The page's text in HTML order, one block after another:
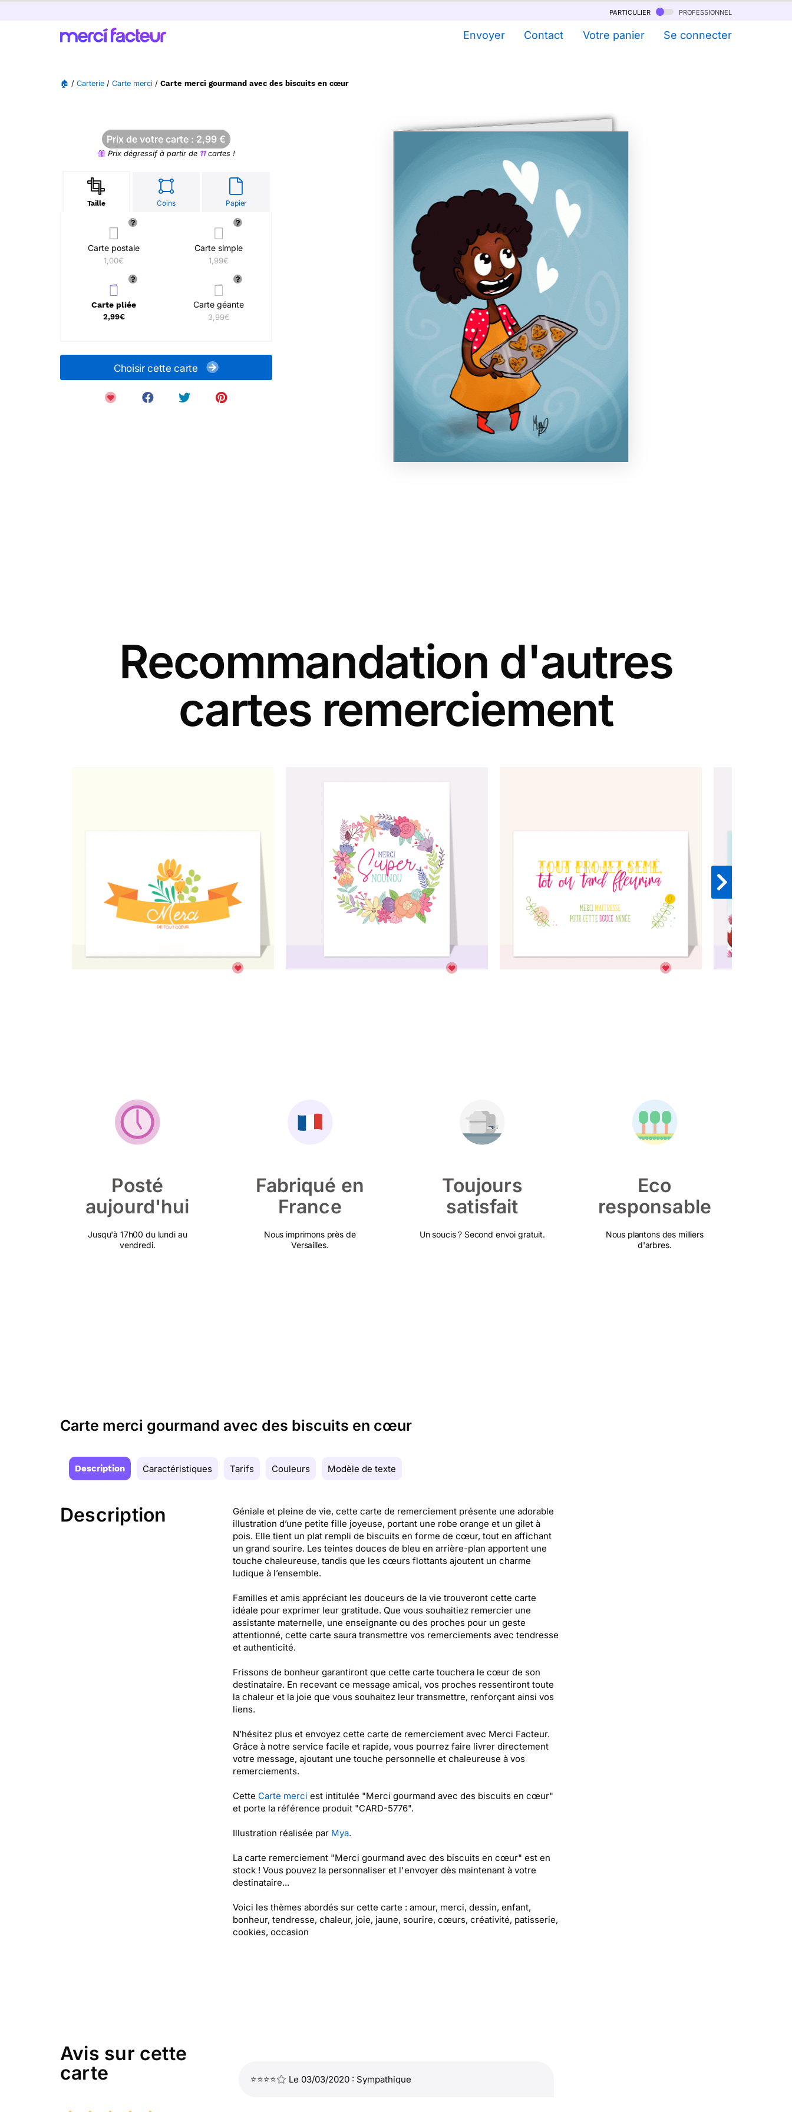
particulier professionnel
Envoyer Contact Votre panier Se connecter
🏠 / Carterie / Carte merci / Carte merci gourmand avec des biscuits en cœur
Prix de votre carte : 2,99 €
Prix dégressif à partir de 11cartes !
Taille Coins Papier
Carte postale
1,00€
Carte simple
1,99€
Carte pliée
2,99€
Carte géante
3,99€
Choisir cette carte
Recommandation d'autres
cartes remerciement
Posté
aujourd'hui
Jusqu'à 17h00 du lundi au
vendredi.
Fabriqué en
France
Nous imprimons près de
Versailles.
Toujours
satisfait
Un soucis ? Second envoi gratuit.
Eco
responsable
Nous plantons des milliers
d'arbres.
Carte merci gourmand avec des biscuits en cœur
Description Caractéristiques Tarifs Couleurs Modèle de texte
Description
Géniale et pleine de vie, cette carte de remerciement présente une adorable
illustration d’une petite fille joyeuse, portant une robe orange et un gilet à
pois. Elle tient un plat rempli de biscuits en forme de cœur, tout en affichant
un grand sourire. Les teintes douces de bleu en arrière-plan apportent une
touche chaleureuse, tandis que les cœurs flottants ajoutent un charme
ludique à l’ensemble.
Familles et amis appréciant les douceurs de la vie trouveront cette carte
idéale pour exprimer leur gratitude. Que vous souhaitiez remercier une
assistante maternelle, une enseignante ou des proches pour un geste
attentionné, cette carte saura transmettre vos remerciements avec tendresse
et authenticité.
Frissons de bonheur garantiront que cette carte touchera le cœur de son
destinataire. En recevant ce message amical, vos proches ressentiront toute
la chaleur et la joie que vous souhaitez leur transmettre, renforçant ainsi vos
liens.
N’hésitez plus et envoyez cette carte de remerciement avec Merci Facteur.
Grâce à notre service facile et rapide, vous pourrez faire livrer directement
votre message, ajoutant une touche personnelle et chaleureuse à vos
remerciements.
Cette Carte merci est intitulée "Merci gourmand avec des biscuits en cœur"
et porte la référence produit "CARD-5776".
Illustration réalisée par Mya.
La carte remerciement "Merci gourmand avec des biscuits en cœur" est en
stock ! Vous pouvez la personnaliser et l'envoyer dès maintenant à votre
destinataire...
Voici les thèmes abordés sur cette carte : amour, merci, dessin, enfant,
bonheur, tendresse, chaleur, joie, jaune, sourire, cœurs, créativité, patisserie,
cookies, occasion
Avis sur cette
carte
⭐⭐⭐⭐ Le 03/03/2020 : Sympathique